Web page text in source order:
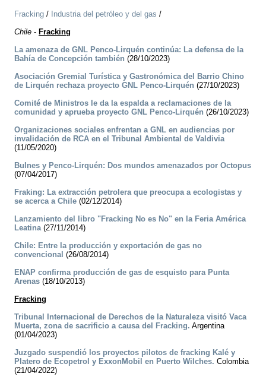
Fracking / Industria del petróleo y del gas /
Chile - Fracking
La amenaza de GNL Penco-Lirquén continúa: La defensa de la
Bahía de Concepción también (28/10/2023)
Asociación Gremial Turística y Gastronómica del Barrio Chino
de Lirquén rechaza proyecto GNL Penco-Lirquén (27/10/2023)
Comité de Ministros le da la espalda a reclamaciones de la
comunidad y aprueba proyecto GNL Penco-Lirquén (26/10/2023)
Organizaciones sociales enfrentan a GNL en audiencias por
invalidación de RCA en el Tribunal Ambiental de Valdivia
(11/05/2020)
Bulnes y Penco-Lirquén: Dos mundos amenazados por Octopus
(07/04/2017)
Fraking: La extracción petrolera que preocupa a ecologistas y
se acerca a Chile (02/12/2014)
Lanzamiento del libro "Fracking No es No" en la Feria América
Leatina(27/11/2014)
Chile: Entre la producción y exportación de gas no
convencional (26/08/2014)
ENAP confirma producción de gas de esquisto para Punta
Arenas (18/10/2013)
Fracking
Tribunal Internacional de Derechos de la Naturaleza visitó Vaca
Muerta, zona de sacrificio a causa del Fracking. Argentina
(01/04/2023)
Juzgado suspendió los proyectos pilotos de fracking Kalé y
Platero de Ecopetrol y ExxonMobil en Puerto Wilches. Colombia
(21/04/2022)